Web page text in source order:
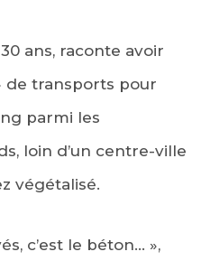
ans, raconte avoir
de transports pour
parmi les
loin d’un centre-ville
végétalisé.
c’est le béton… »,